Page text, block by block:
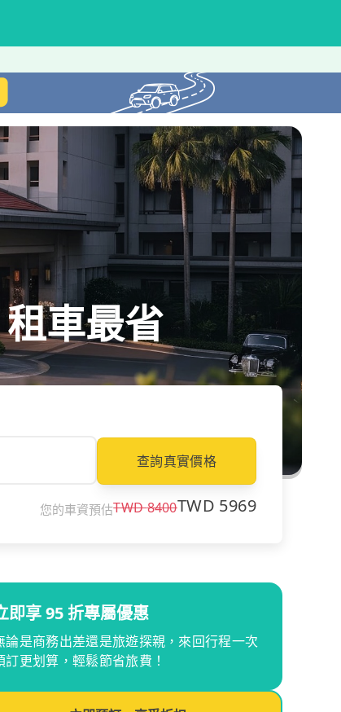
車最省
查詢真實價格
您的車資預估TWD8400TWD 5969
即享 95 折專屬優惠
論是商務出差還是旅遊探親，來回行程一次
訂更划算，輕鬆節省旅費！